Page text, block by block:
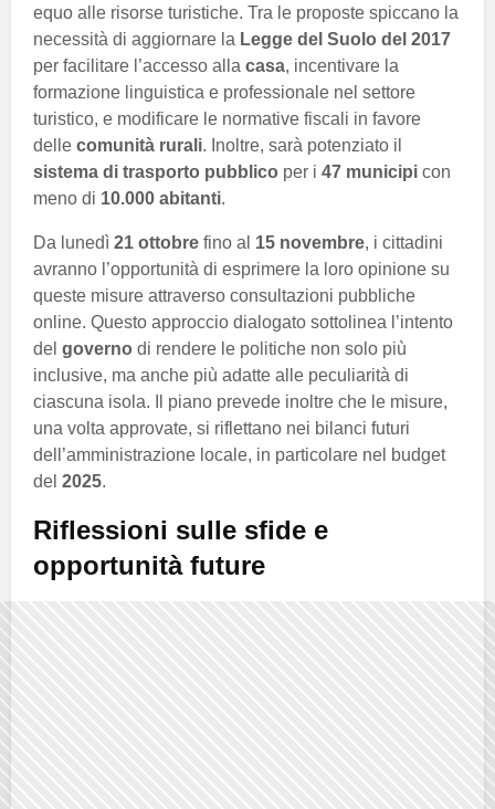
equo alle risorse turistiche. Tra le proposte spiccano la
necessità di aggiornare la Legge del Suolo del 2017
per facilitare l’accesso alla casa, incentivare la
formazione linguistica e professionale nel settore
turistico, e modificare le normative fiscali in favore
delle comunità rurali. Inoltre, sarà potenziato il
sistema di trasporto pubblico per i 47 municipi con
meno di 10.000 abitanti.
Da lunedì 21 ottobre fino al 15 novembre, i cittadini
avranno l’opportunità di esprimere la loro opinione su
queste misure attraverso consultazioni pubbliche
online. Questo approccio dialogato sottolinea l’intento
del governo di rendere le politiche non solo più
inclusive, ma anche più adatte alle peculiarità di
ciascuna isola. Il piano prevede inoltre che le misure,
una volta approvate, si riflettano nei bilanci futuri
dell’amministrazione locale, in particolare nel budget
del 2025.
Riflessioni sulle sfide e
opportunità future